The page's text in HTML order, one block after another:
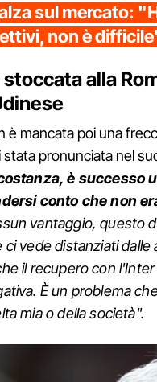
sul mercato:
non è
stoccata alla
è mancata poi una
stata pronunciata nel
è successo
conto che non
vantaggio, questo
ci vede distanziati
il recupero con
È un problema
mia o della società".